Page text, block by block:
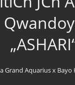
Grand Aquarius x Bayo